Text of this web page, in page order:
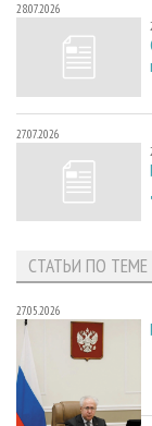
28.07.2026
27.07.2026
СТАТЬИ ПО ТЕМЕ
27.05.2026